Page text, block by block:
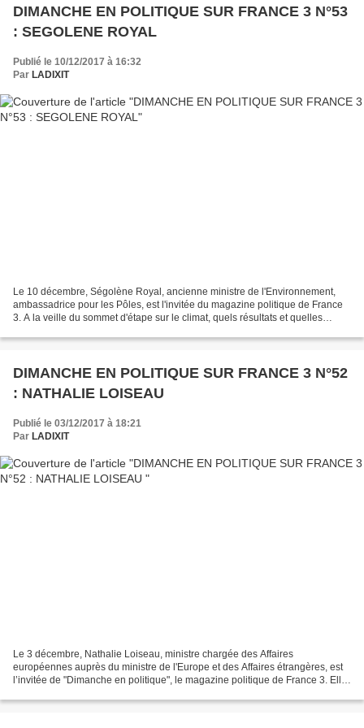
DIMANCHE EN POLITIQUE SUR FRANCE 3 N°53
: SEGOLENE ROYAL
Publié le 10/12/2017 à 16:32
Par LADIXIT
Le 10 décembre, Ségolène Royal, ancienne ministre de l'Environnement,
ambassadrice pour les Pôles, est l'invitée du magazine politique de France
3. A la veille du sommet d'étape sur le climat, quels résultats et quelles
DIMANCHE EN POLITIQUE SUR FRANCE 3 N°52
: NATHALIE LOISEAU
Publié le 03/12/2017 à 18:21
Par LADIXIT
Le 3 décembre, Nathalie Loiseau, ministre chargée des Affaires
européennes auprès du ministre de l'Europe et des Affaires étrangères, est
l’invitée de "Dimanche en politique", le magazine politique de France 3. Elle